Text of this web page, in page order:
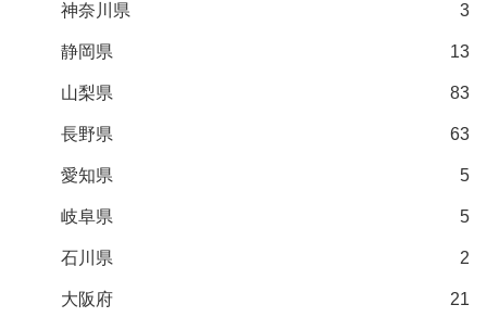
神奈川県 3
静岡県 13
山梨県 83
長野県 63
愛知県 5
岐阜県 5
石川県 2
大阪府 21